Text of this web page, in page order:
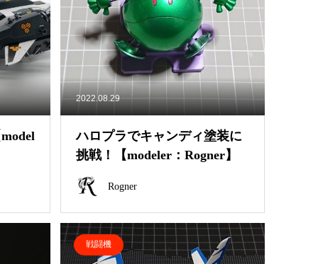
2022.08.29
ハロプラでキャンディ塗装に
挑戦！【modeler：Rogner】
Rogner
戦闘機